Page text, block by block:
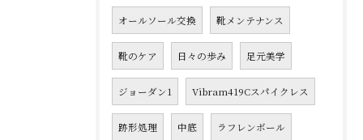
オールソール交換 靴メンテナンス
靴のケア 日々の歩み 足元美学
ジョーダン1 Vibram419Cスパイクレス
跡形処理 中底 ラフレンボール